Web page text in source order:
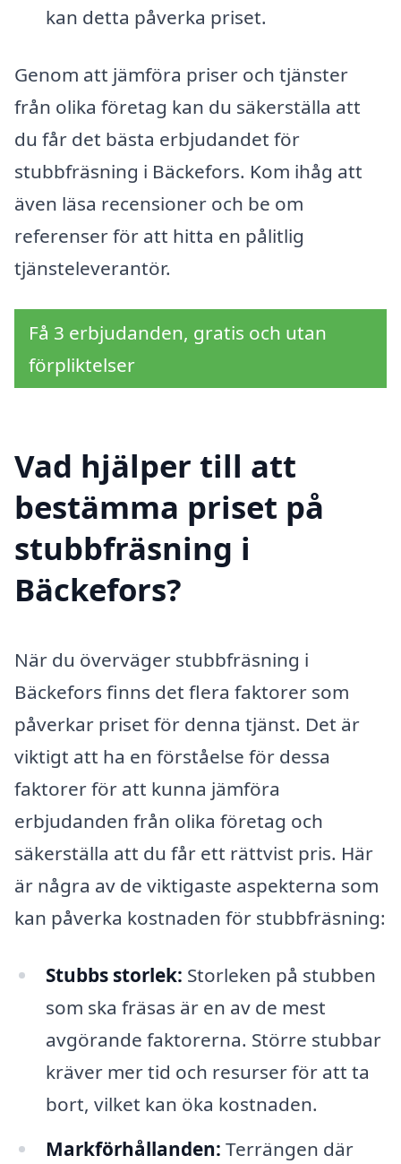
kan detta påverka priset.
Genom att jämföra priser och tjänster
från olika företag kan du säkerställa att
du får det bästa erbjudandet för
stubbfräsning i Bäckefors. Kom ihåg att
även läsa recensioner och be om
referenser för att hitta en pålitlig
tjänsteleverantör.
Få 3 erbjudanden, gratis och utan
förpliktelser
Vad hjälper till att
bestämma priset på
stubbfräsning i
Bäckefors?
När du överväger stubbfräsning i
Bäckefors finns det flera faktorer som
påverkar priset för denna tjänst. Det är
viktigt att ha en förståelse för dessa
faktorer för att kunna jämföra
erbjudanden från olika företag och
säkerställa att du får ett rättvist pris. Här
är några av de viktigaste aspekterna som
kan påverka kostnaden för stubbfräsning:
Stubbs storlek: Storleken på stubben
som ska fräsas är en av de mest
avgörande faktorerna. Större stubbar
kräver mer tid och resurser för att ta
bort, vilket kan öka kostnaden.
Markförhållanden: Terrängen där